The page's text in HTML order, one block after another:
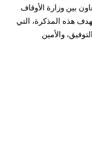
بين وزارة الأوقاف
هذه المذكرة، التي
والأمين